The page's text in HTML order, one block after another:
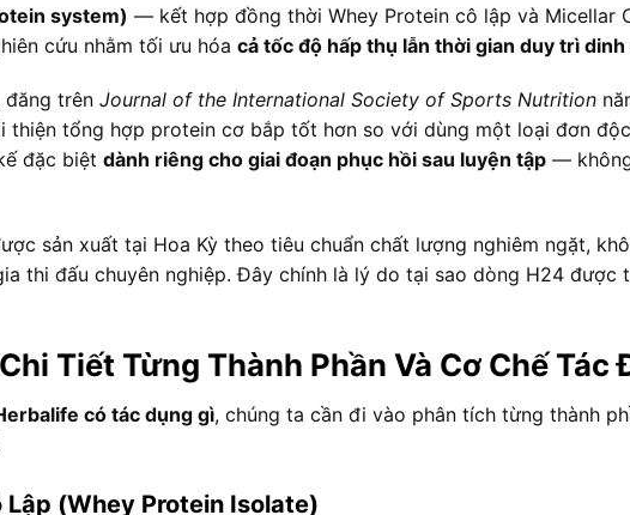
system) — kết hợp đồng thời Whey Protein cô lập và Micellar
cứu nhằm tối ưu hóa cả tốc độ hấp thụ lẫn thời gian duy trì
đăng trên Journal of the International Society of Sports Nutrition
thiện tổng hợp protein cơ bắp tốt hơn so với dùng một loại đơn
đặc biệt dành riêng cho giai đoạn phục hồi sau luyện tập— không
sản xuất tại Hoa Kỳ theo tiêu chuẩn chất lượng nghiêm ngặt,
thi đấu chuyên nghiệp. Đây chính là lý do tại sao dòng H24
Tiết Từng Thành Phần Và Cơ Chế Tác
có tác dụng gì, chúng ta cần đi vào phân tích từng thành
Lập (Whey Protein Isolate)